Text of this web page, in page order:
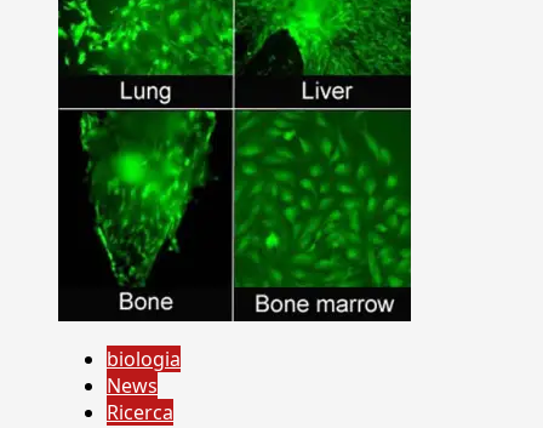
biologia
News
Ricerca